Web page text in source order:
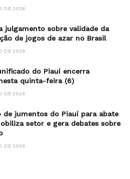
DE 2026
julgamento sobre validade da
de jogos de azar no Brasil
DE 2026
do Piauí encerra
quinta-feira (6)
DE 2026
de jumentos do Piauí para abate
setor e gera debates sobre
DE 2026